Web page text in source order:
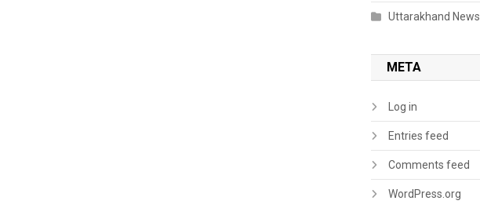
Uttarakhand News
META
Log in
Entries feed
Comments feed
WordPress.org